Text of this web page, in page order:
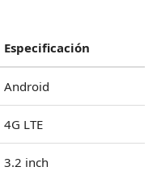
Especificación
Android
4G LTE
3.2 inch